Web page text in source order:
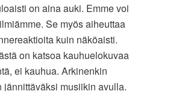
on aina auki. Emme voi
Se myös aiheuttaa
kuin näköaisti.
on katsoa kauhuelokuvaa
ei kauhua. Arkinenkin
jännittäväksi musiikin avulla.